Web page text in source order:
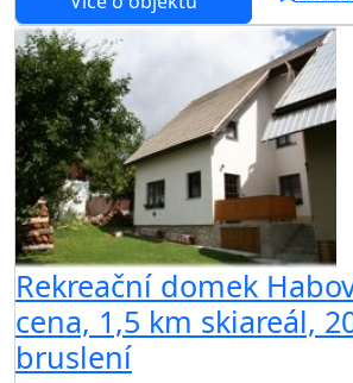
Rekreační domek
cena, 1,5 km skiareál,
bruslení